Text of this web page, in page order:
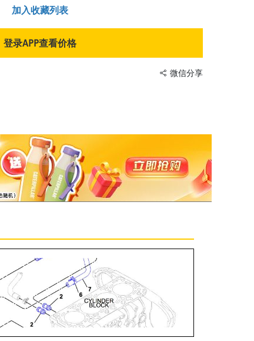
加入收藏列表
登录APP查看价格
微信分享